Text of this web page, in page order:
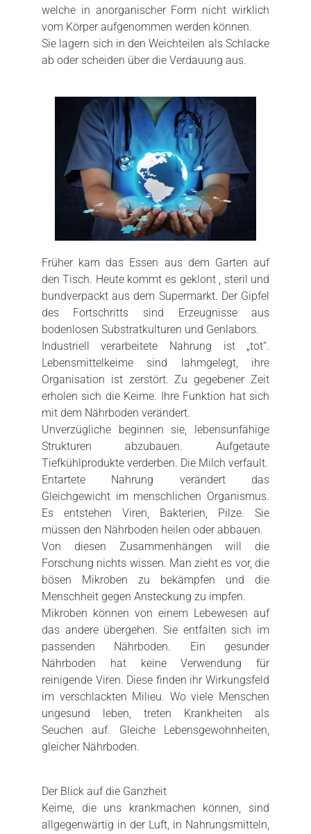
welche in anorganischer Form nicht wirklich
vom Körper aufgenommen werden können.
Sie lagern sich in den Weichteilen als Schlacke
ab oder scheiden über die Verdauung aus.
Früher kam das Essen aus dem Garten auf
den Tisch. Heute kommt es geklont , steril und
bundverpackt aus dem Supermarkt. Der Gipfel
des Fortschritts sind Erzeugnisse aus
bodenlosen Substratkulturen und Genlabors.
Industriell verarbeitete Nahrung ist „tot“.
Lebensmittelkeime sind lahmgelegt, ihre
Organisation ist zerstört. Zu gegebener Zeit
erholen sich die Keime. Ihre Funktion hat sich
mit dem Nährboden verändert.
Unverzügliche beginnen sie, lebensunfähige
Strukturen abzubauen. Aufgetaute
Tiefkühlprodukte verderben. Die Milch verfault.
Entartete Nahrung verändert das
Gleichgewicht im menschlichen Organismus.
Es entstehen Viren, Bakterien, Pilze. Sie
müssen den Nährboden heilen oder abbauen.
Von diesen Zusammenhängen will die
Forschung nichts wissen. Man zieht es vor, die
bösen Mikroben zu bekämpfen und die
Menschheit gegen Ansteckung zu impfen.
Mikroben können von einem Lebewesen auf
das andere übergehen. Sie entfalten sich im
passenden Nährboden. Ein gesunder
Nährboden hat keine Verwendung für
reinigende Viren. Diese finden ihr Wirkungsfeld
im verschlackten Milieu. Wo viele Menschen
ungesund leben, treten Krankheiten als
Seuchen auf. Gleiche Lebensgewohnheiten,
gleicher Nährboden.
Der Blick auf die Ganzheit
Keime, die uns krankmachen können, sind
allgegenwärtig in der Luft, in Nahrungsmitteln,